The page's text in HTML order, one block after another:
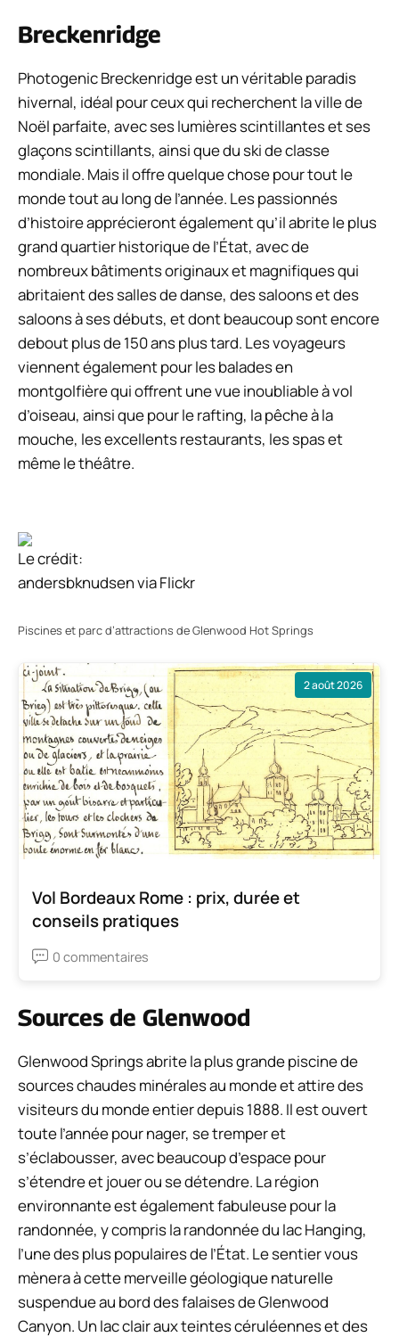
Breckenridge
Photogenic Breckenridge est un véritable paradis
hivernal, idéal pour ceux qui recherchent la ville de
Noël parfaite, avec ses lumières scintillantes et ses
glaçons scintillants, ainsi que du ski de classe
mondiale. Mais il offre quelque chose pour tout le
monde tout au long de l’année. Les passionnés
d’histoire apprécieront également qu’il abrite le plus
grand quartier historique de l’État, avec de
nombreux bâtiments originaux et magnifiques qui
abritaient des salles de danse, des saloons et des
saloons à ses débuts, et dont beaucoup sont encore
debout plus de 150 ans plus tard. Les voyageurs
viennent également pour les balades en
montgolfière qui offrent une vue inoubliable à vol
d’oiseau, ainsi que pour le rafting, la pêche à la
mouche, les excellents restaurants, les spas et
même le théâtre.
Le crédit:
andersbknudsen via Flickr
Piscines et parc d’attractions de Glenwood Hot Springs
2 août 2026
Vol Bordeaux Rome : prix, durée et
conseils pratiques
0 commentaires
Sources de Glenwood
Glenwood Springs abrite la plus grande piscine de
sources chaudes minérales au monde et attire des
visiteurs du monde entier depuis 1888. Il est ouvert
toute l’année pour nager, se tremper et
s’éclabousser, avec beaucoup d’espace pour
s’étendre et jouer ou se détendre. La région
environnante est également fabuleuse pour la
randonnée, y compris la randonnée du lac Hanging,
l’une des plus populaires de l’État. Le sentier vous
mènera à cette merveille géologique naturelle
suspendue au bord des falaises de Glenwood
Canyon. Un lac clair aux teintes céruléennes et des